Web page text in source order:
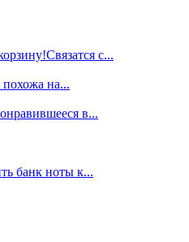
с...
похожа на...
в...
банк ноты к...